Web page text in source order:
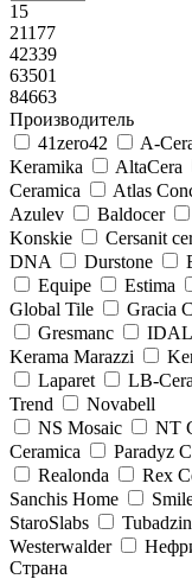
15
21177
42339
63501
84663
Производитель
41zero42
A-
Keramika
AltaCera
Ceramica
Atlas
Azulev
Baldocer
Konskie
Cersanit
DNA
Durstone
Equipe
Estima
Global Tile
Gracia
Gresmanc
Kerama Marazzi
Laparet
LB-
Trend
Novabell
NS Mosaic
NT
Ceramica
Paradyz
Realonda
Rex
Sanchis Home
StaroSlabs
Tubadzin
Westerwalder
Страна